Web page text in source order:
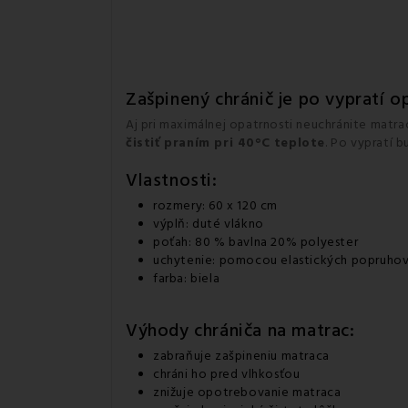
Zašpinený chránič je po vypratí
Aj pri maximálnej opatrnosti neuchránite
čistiť praním pri 40°C teplote. Po vypratí
Vlastnosti:
rozmery: 60 x 120 cm
výplň: duté vlákno
poťah: 80 % bavlna 20% polyester
uchytenie: pomocou elastických
farba: biela
Výhody chrániča na matrac:
zabraňuje zašpineniu matraca
chráni ho pred vlhkosťou
znižuje opotrebovanie matraca